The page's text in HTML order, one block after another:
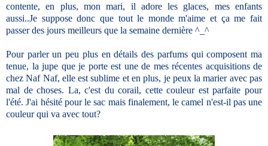
contente, en plus, mon mari, il adore les glaces, mes enfants
aussi..Je suppose donc que tout le monde m'aime et ça me fait
passer des jours meilleurs que la semaine dernière ^_^
Pour parler un peu plus en détails des parfums qui composent ma
tenue, la jupe que je porte est une de mes récentes acquisitions de
chez Naf Naf, elle est sublime et en plus, je peux la marier avec pas
mal de choses. La, c'est du corail, cette couleur est parfaite pour
l'été. J'ai hésité pour le sac mais finalement, le camel n'est-il pas une
couleur qui va avec tout?